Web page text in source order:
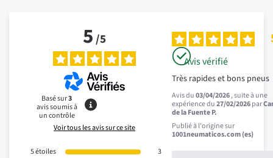
5/5
Basé sur3
avis soumis à
un contrôle
Voir tous les avis sur ce site
5étoiles
3
Avis vérifié
Très rapides et bons pneus
Avis du03/04/2026, suite à une
expérience du27/02/2026par
de la Fuente P.
Publié à l'origine sur
1001neumaticos.com (es)